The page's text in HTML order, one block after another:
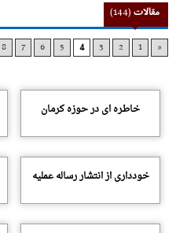
مقالات(144)
«
1
2
3
4
5
6
7
8
خاطره اى در حوزه کرمان
خوددارى از انتشار رساله عملیه